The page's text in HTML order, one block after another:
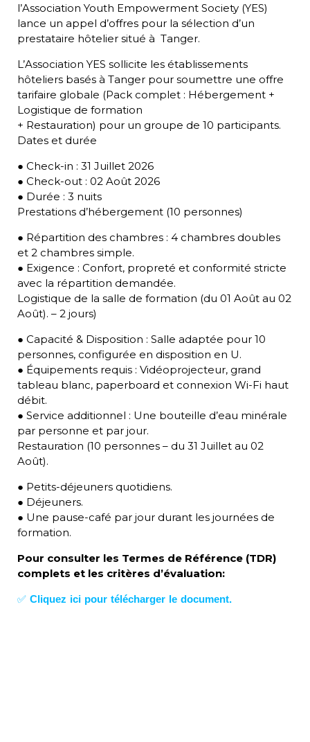
l’Association Youth Empowerment Society (YES)
lance un appel d’offres pour la sélection d’un
prestataire hôtelier situé à Tanger.
L’Association YES sollicite les établissements
hôteliers basés à Tanger pour soumettre une offre
tarifaire globale (Pack complet : Hébergement +
Logistique de formation
+ Restauration) pour un groupe de 10 participants.
Dates et durée
● Check-in : 31 Juillet 2026
● Check-out : 02 Août 2026
● Durée : 3 nuits
Prestations d’hébergement (10 personnes)
● Répartition des chambres : 4 chambres doubles
et 2 chambres simple.
● Exigence : Confort, propreté et conformité stricte
avec la répartition demandée.
Logistique de la salle de formation (du 01 Août au 02
Août). – 2 jours)
● Capacité & Disposition : Salle adaptée pour 10
personnes, configurée en disposition en U.
● Équipements requis : Vidéoprojecteur, grand
tableau blanc, paperboard et connexion Wi-Fi haut
débit.
● Service additionnel : Une bouteille d’eau minérale
par personne et par jour.
Restauration (10 personnes – du 31 Juillet au 02
Août).
● Petits-déjeuners quotidiens.
● Déjeuners.
● Une pause-café par jour durant les journées de
formation.
Pour consulter les Termes de Référence (TDR)
complets et les critères d’évaluation:
✅Cliquez ici pour télécharger le document.